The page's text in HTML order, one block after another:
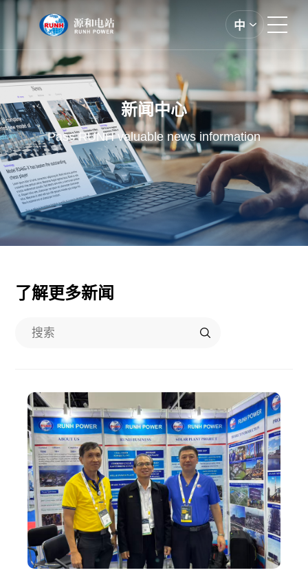
电厂系列
汽机岛系列
锅炉岛
环保岛系列
关于源和
加入我们
中
新闻中心
Pass RUNH valuable news information
了解更多新闻